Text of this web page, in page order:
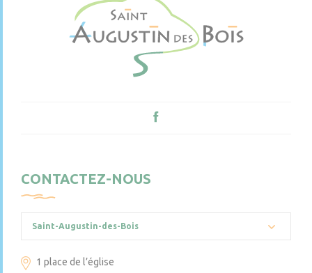
CONTACTEZ-NOUS
Saint-Augustin-des-Bois
1 place de l’église